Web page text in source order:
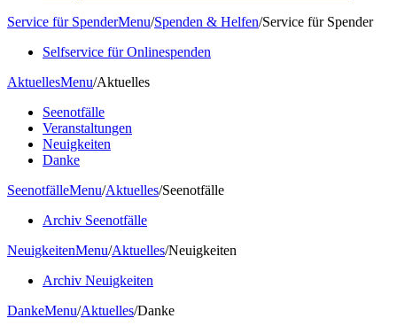
Service für SpenderMenu/Spenden & Helfen/Service für Spender
Selfservice für Onlinespenden
AktuellesMenu/Aktuelles
Seenotfälle
Veranstaltungen
Neuigkeiten
Danke
SeenotfälleMenu/Aktuelles/Seenotfälle
Archiv Seenotfälle
NeuigkeitenMenu/Aktuelles/Neuigkeiten
Archiv Neuigkeiten
DankeMenu/Aktuelles/Danke